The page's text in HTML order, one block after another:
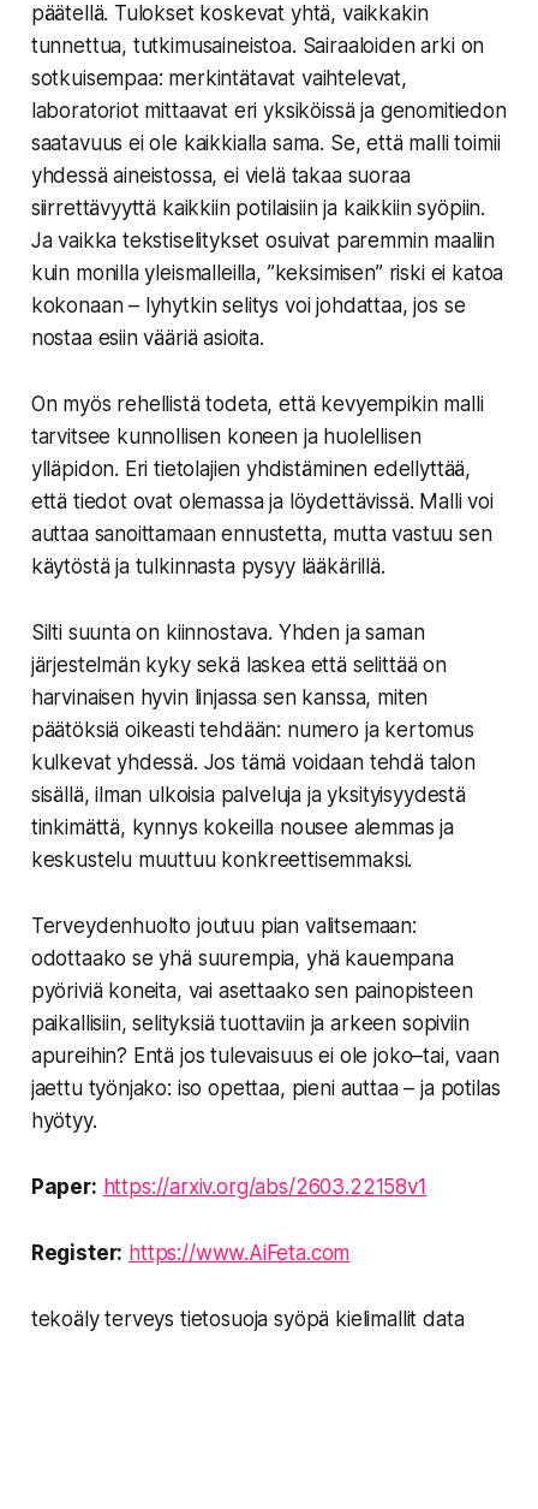
päätellä. Tulokset koskevat yhtä, vaikkakin
tunnettua, tutkimusaineistoa. Sairaaloiden arki on
sotkuisempaa: merkintätavat vaihtelevat,
laboratoriot mittaavat eri yksiköissä ja genomitiedon
saatavuus ei ole kaikkialla sama. Se, että malli toimii
yhdessä aineistossa, ei vielä takaa suoraa
siirrettävyyttä kaikkiin potilaisiin ja kaikkiin syöpiin.
Ja vaikka tekstiselitykset osuivat paremmin maaliin
kuin monilla yleismalleilla, ”keksimisen” riski ei katoa
kokonaan – lyhytkin selitys voi johdattaa, jos se
nostaa esiin vääriä asioita.
On myös rehellistä todeta, että kevyempikin malli
tarvitsee kunnollisen koneen ja huolellisen
ylläpidon. Eri tietolajien yhdistäminen edellyttää,
että tiedot ovat olemassa ja löydettävissä. Malli voi
auttaa sanoittamaan ennustetta, mutta vastuu sen
käytöstä ja tulkinnasta pysyy lääkärillä.
Silti suunta on kiinnostava. Yhden ja saman
järjestelmän kyky sekä laskea että selittää on
harvinaisen hyvin linjassa sen kanssa, miten
päätöksiä oikeasti tehdään: numero ja kertomus
kulkevat yhdessä. Jos tämä voidaan tehdä talon
sisällä, ilman ulkoisia palveluja ja yksityisyydestä
tinkimättä, kynnys kokeilla nousee alemmas ja
keskustelu muuttuu konkreettisemmaksi.
Terveydenhuolto joutuu pian valitsemaan:
odottaako se yhä suurempia, yhä kauempana
pyöriviä koneita, vai asettaako sen painopisteen
paikallisiin, selityksiä tuottaviin ja arkeen sopiviin
apureihin? Entä jos tulevaisuus ei ole joko–tai, vaan
jaettu työnjako: iso opettaa, pieni auttaa – ja potilas
hyötyy.
Paper: https://arxiv.org/abs/2603.22158v1
Register: https://www.AiFeta.com
tekoäly terveys tietosuoja syöpä kielimallit data